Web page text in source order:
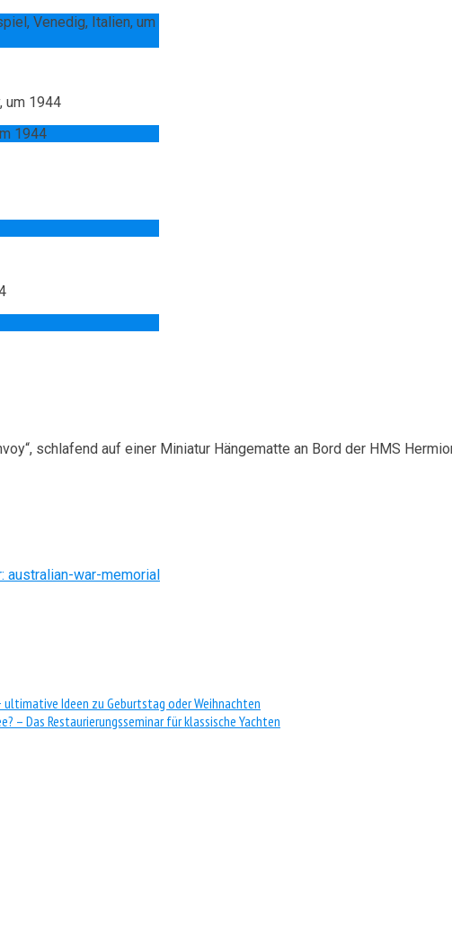
Venedig, Italien, um
1944
schlafend auf einer Miniatur Hängematte an Bord der HMS
australian-war-memorial
ultimative Ideen zu Geburtstag oder Weihnachten
– Das Restaurierungsseminar für klassische Yachten